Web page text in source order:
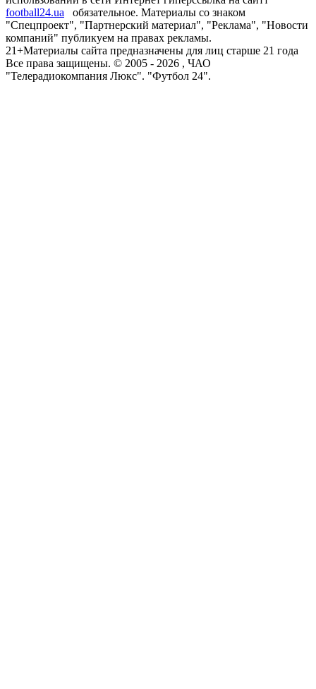
football24.ua
обязательное. Материалы со знаком
"Спецпроект", "Партнерский материал", "Реклама", "Новости
компаний" публикуем на правах рекламы.
21+Материалы сайта предназначены для лиц старше 21 года
Все права защищены. © 2005 - 2026 , ЧАО
"Телерадиокомпания Люкс". "Футбол 24".